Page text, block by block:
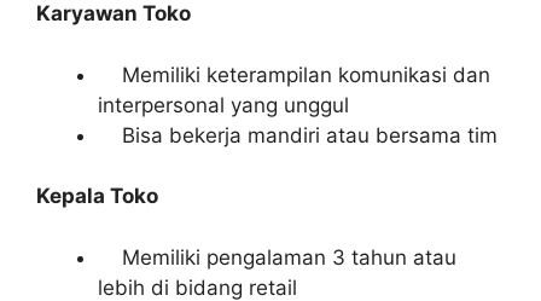
Karyawan Toko
Memiliki keterampilan komunikasi dan
interpersonal yang unggul
Bisa bekerja mandiri atau bersama tim
Kepala Toko
Memiliki pengalaman 3 tahun atau
lebih di bidang retail